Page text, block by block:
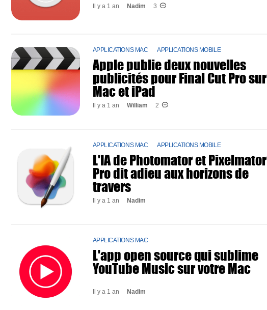
Il y a 1 an Nadim 3
APPLICATIONS MAC APPLICATIONS MOBILE
Apple publie deux nouvelles
publicités pour Final Cut Pro sur
Mac et iPad
Il y a 1 an William 2
APPLICATIONS MAC APPLICATIONS MOBILE
L'IA de Photomator et Pixelmator
Pro dit adieu aux horizons de
travers
Il y a 1 an Nadim
APPLICATIONS MAC
L'app open source qui sublime
YouTube Music sur votre Mac
Il y a 1 an Nadim